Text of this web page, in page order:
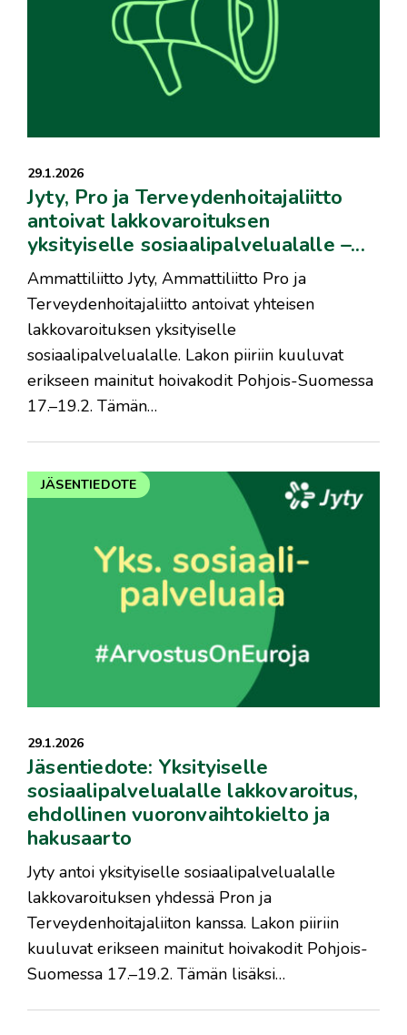
29.1.2026
Jyty, Pro ja Terveydenhoitajaliitto
antoivat lakkovaroituksen
yksityiselle sosiaalipalvelualalle –...
Ammattiliitto Jyty, Ammattiliitto Pro ja
Terveydenhoitajaliitto antoivat yhteisen
lakkovaroituksen yksityiselle
sosiaalipalvelualalle. Lakon piiriin kuuluvat
erikseen mainitut hoivakodit Pohjois-Suomessa
17.–19.2. Tämän…
JÄSENTIEDOTE
29.1.2026
Jäsentiedote: Yksityiselle
sosiaalipalvelualalle lakkovaroitus,
ehdollinen vuoronvaihtokielto ja
hakusaarto
Jyty antoi yksityiselle sosiaalipalvelualalle
lakkovaroituksen yhdessä Pron ja
Terveydenhoitajaliiton kanssa. Lakon piiriin
kuuluvat erikseen mainitut hoivakodit Pohjois-
Suomessa 17.–19.2. Tämän lisäksi…